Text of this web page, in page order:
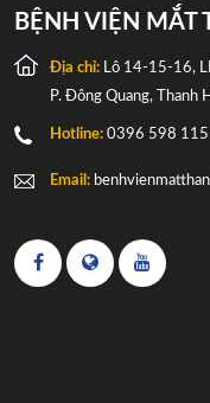
BỆNH VIỆN MẮT
Địa chỉ: Lô 14-15-16,
P. Đông Quang, Thanh
Hotline: 0396 598
Email: